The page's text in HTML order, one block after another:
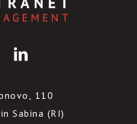
110
Sabina (RI)